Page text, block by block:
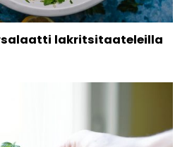
lakritsitaateleilla